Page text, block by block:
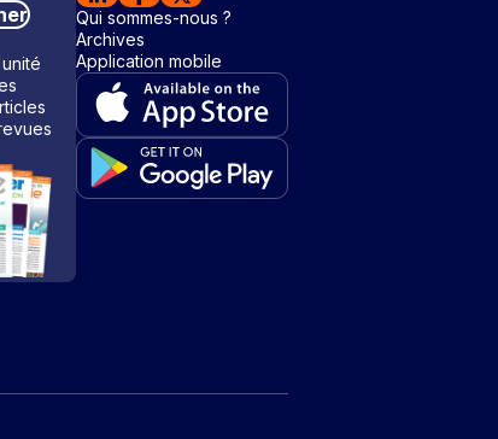
Qui sommes-nous ?
Archives
Application mobile